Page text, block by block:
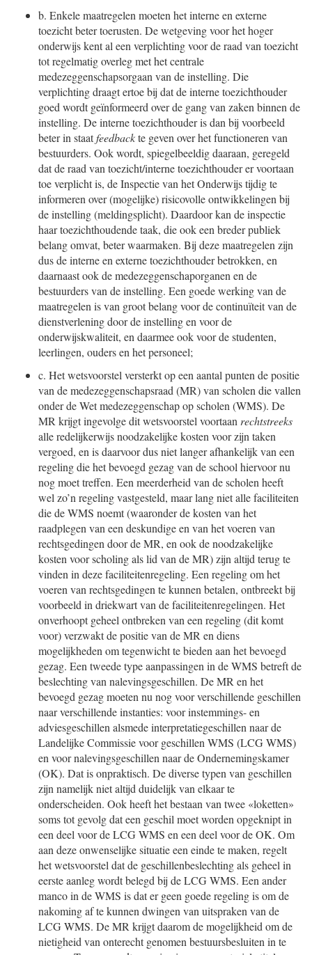
b. Enkele maatregelen moeten het interne en externe
toezicht beter toerusten. De wetgeving voor het hoger
onderwijs kent al een verplichting voor de raad van toezicht
tot regelmatig overleg met het centrale
medezeggenschapsorgaan van de instelling. Die
verplichting draagt ertoe bij dat de interne toezichthouder
goed wordt geïnformeerd over de gang van zaken binnen de
instelling. De interne toezichthouder is dan bij voorbeeld
beter in staatfeedbackte geven over het functioneren van
bestuurders. Ook wordt, spiegelbeeldig daaraan, geregeld
dat de raad van toezicht/interne toezichthouder er voortaan
toe verplicht is, de Inspectie van het Onderwijs tijdig te
informeren over (mogelijke) risicovolle ontwikkelingen bij
de instelling (meldingsplicht). Daardoor kan de inspectie
haar toezichthoudende taak, die ook een breder publiek
belang omvat, beter waarmaken. Bij deze maatregelen zijn
dus de interne en externe toezichthouder betrokken, en
daarnaast ook de medezeggenschaporganen en de
bestuurders van de instelling. Een goede werking van de
maatregelen is van groot belang voor de continuïteit van de
dienstverlening door de instelling en voor de
onderwijskwaliteit, en daarmee ook voor de studenten,
leerlingen, ouders en het personeel;
c. Het wetsvoorstel versterkt op een aantal punten de positie
van de medezeggenschapsraad (MR) van scholen die vallen
onder de Wet medezeggenschap op scholen (WMS). De
MR krijgt ingevolge dit wetsvoorstel voortaan rechtstreeks
alle redelijkerwijs noodzakelijke kosten voor zijn taken
vergoed, en is daarvoor dus niet langer afhankelijk van een
regeling die het bevoegd gezag van de school hiervoor nu
nog moet treffen. Een meerderheid van de scholen heeft
wel zo’n regeling vastgesteld, maar lang niet alle faciliteiten
die de WMS noemt (waaronder de kosten van het
raadplegen van een deskundige en van het voeren van
rechtsgedingen door de MR, en ook de noodzakelijke
kosten voor scholing als lid van de MR) zijn altijd terug te
vinden in deze faciliteitenregeling. Een regeling om het
voeren van rechtsgedingen te kunnen betalen, ontbreekt bij
voorbeeld in driekwart van de faciliteitenregelingen. Het
onverhoopt geheel ontbreken van een regeling (dit komt
voor) verzwakt de positie van de MR en diens
mogelijkheden om tegenwicht te bieden aan het bevoegd
gezag. Een tweede type aanpassingen in de WMS betreft de
beslechting van nalevingsgeschillen. De MR en het
bevoegd gezag moeten nu nog voor verschillende geschillen
naar verschillende instanties: voor instemmings- en
adviesgeschillen alsmede interpretatiegeschillen naar de
Landelijke Commissie voor geschillen WMS (LCG WMS)
en voor nalevingsgeschillen naar de Ondernemingskamer
(OK). Dat is onpraktisch. De diverse typen van geschillen
zijn namelijk niet altijd duidelijk van elkaar te
onderscheiden. Ook heeft het bestaan van twee «loketten»
soms tot gevolg dat een geschil moet worden opgeknipt in
een deel voor de LCG WMS en een deel voor de OK. Om
aan deze onwenselijke situatie een einde te maken, regelt
het wetsvoorstel dat de geschillenbeslechting als geheel in
eerste aanleg wordt belegd bij de LCG WMS. Een ander
manco in de WMS is dat er geen goede regeling is om de
nakoming af te kunnen dwingen van uitspraken van de
LCG WMS. De MR krijgt daarom de mogelijkheid om de
nietigheid van onterecht genomen bestuursbesluiten in te